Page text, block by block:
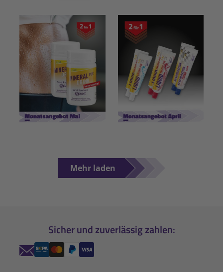
Mehr laden
Sicher und zuverlässig zahlen: